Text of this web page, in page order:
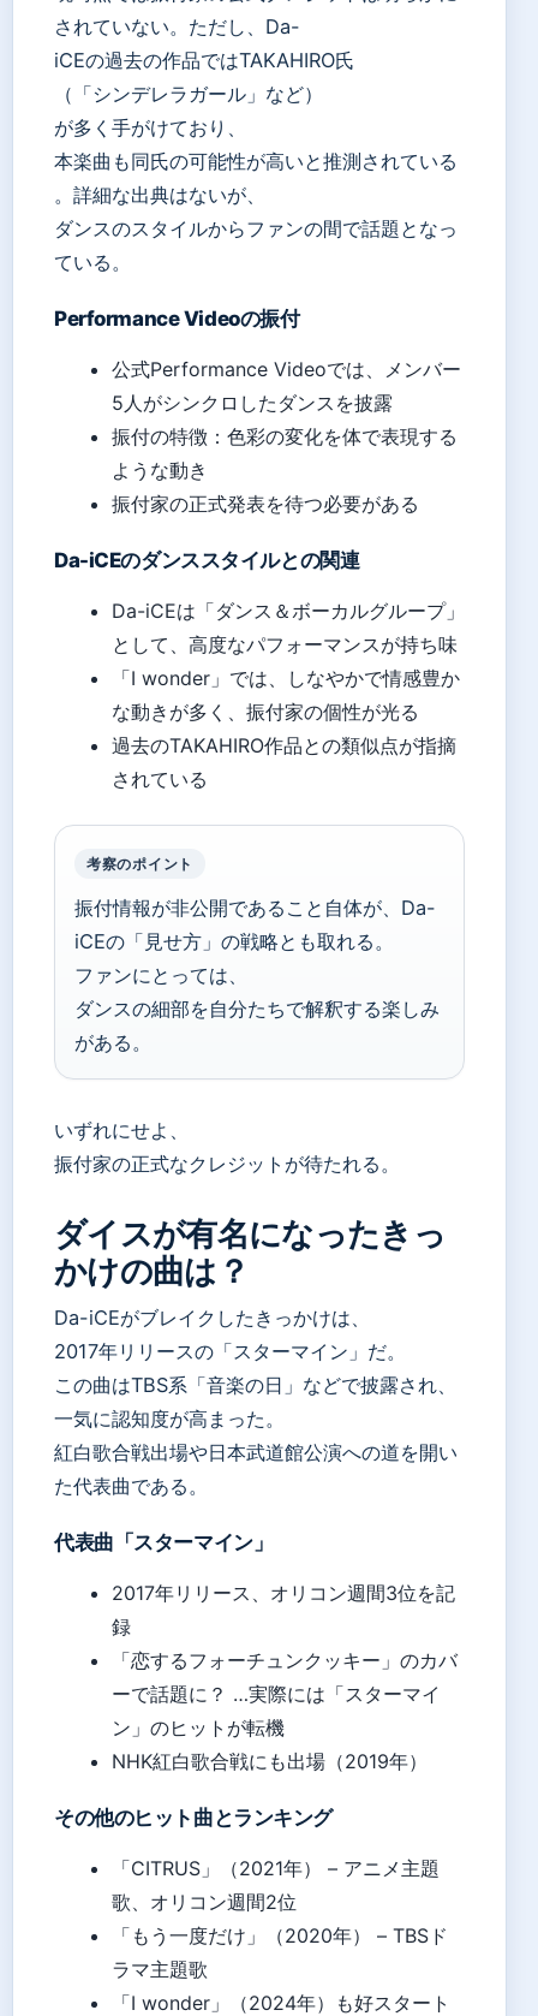
されていない。ただし、Da-
iCEの過去の作品ではTAKAHIRO氏
（「シンデレラガール」など）
が多く手がけており、
本楽曲も同氏の可能性が高いと推測されている
。詳細な出典はないが、
ダンスのスタイルからファンの間で話題となっ
ている。
Performance Videoの振付
公式Performance Videoでは、メンバー
5人がシンクロしたダンスを披露
振付の特徴：色彩の変化を体で表現する
ような動き
振付家の正式発表を待つ必要がある
Da-iCEのダンススタイルとの関連
Da-iCEは「ダンス＆ボーカルグループ」
として、高度なパフォーマンスが持ち味
「I wonder」では、しなやかで情感豊か
な動きが多く、振付家の個性が光る
過去のTAKAHIRO作品との類似点が指摘
されている
考察のポイント
振付情報が非公開であること自体が、Da-
iCEの「見せ方」の戦略とも取れる。
ファンにとっては、
ダンスの細部を自分たちで解釈する楽しみ
がある。
いずれにせよ、
振付家の正式なクレジットが待たれる。
ダイスが有名になったきっ
かけの曲は？
Da-iCEがブレイクしたきっかけは、
2017年リリースの「スターマイン」だ。
この曲はTBS系「音楽の日」などで披露され、
一気に認知度が高まった。
紅白歌合戦出場や日本武道館公演への道を開い
た代表曲である。
代表曲「スターマイン」
2017年リリース、オリコン週間3位を記
録
「恋するフォーチュンクッキー」のカバ
ーで話題に？ …実際には「スターマイ
ン」のヒットが転機
NHK紅白歌合戦にも出場（2019年）
その他のヒット曲とランキング
「CITRUS」（2021年） – アニメ主題
歌、オリコン週間2位
「もう一度だけ」（2020年） – TBSド
ラマ主題歌
「I wonder」（2024年）も好スタート